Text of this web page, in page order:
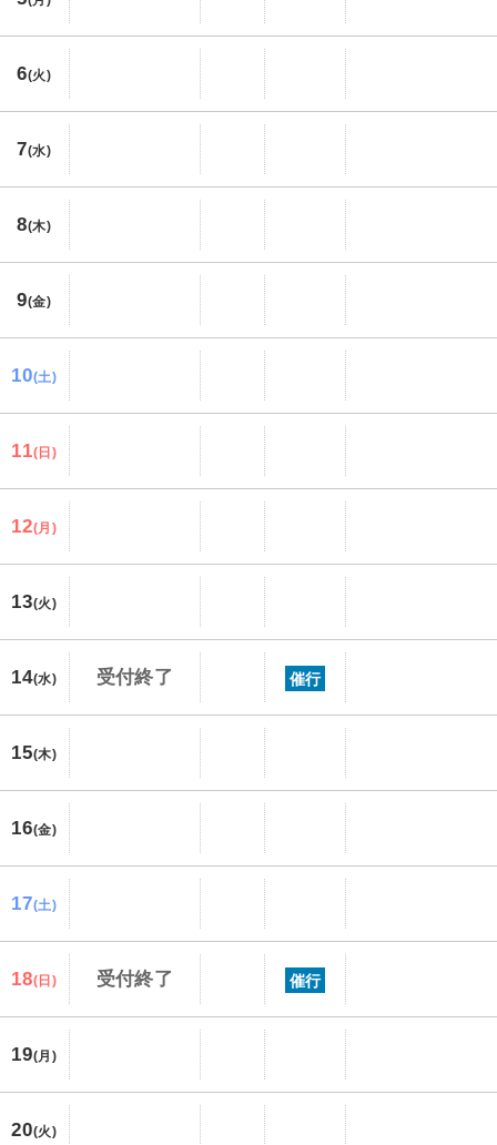
6(火)
7(水)
8(木)
9(金)
10(土)
11(日)
12(月)
13(火)
14(水) 受付終了 催行
15(木)
16(金)
17(土)
18(日) 受付終了 催行
19(月)
20(火)